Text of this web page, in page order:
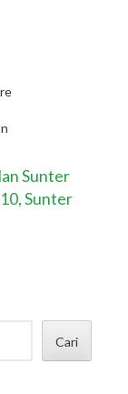
Sunter
Sunter
Cari